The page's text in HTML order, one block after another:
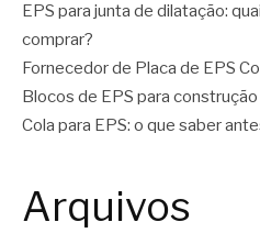
EPS para junta de dilatação:
comprar?
Fornecedor de Placa de EPS
Blocos de EPS para
Cola para EPS: o que saber
Arquivos